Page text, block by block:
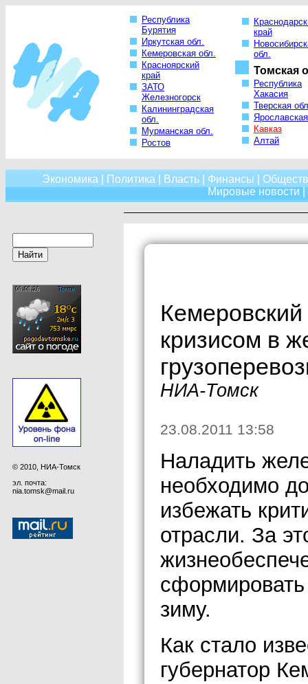
Республика
Бурятия
Иркутская обл.
Кемеровская обл.
Красноярский
край
ЗАТО
Железногорск
Калининградская
обл.
Мурманская обл.
Ростов
край
обл.
Томская
Республика
Хакасия
Тверская
Кавказ
Алтай
Экономика Политика Власть| Финансы
Мировые новости
© 2010, НИА-Томск
эл. почта:
nia.tomsk@mail.ru
кризисом в
НИА-Томск
23.08.2011 13:58
Наладить
необходимо
избежать
отрасли. За
зиму.
Как стало
губернатор